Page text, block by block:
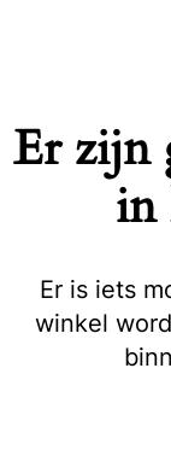
Er zijn
in
Er is iets
winkel